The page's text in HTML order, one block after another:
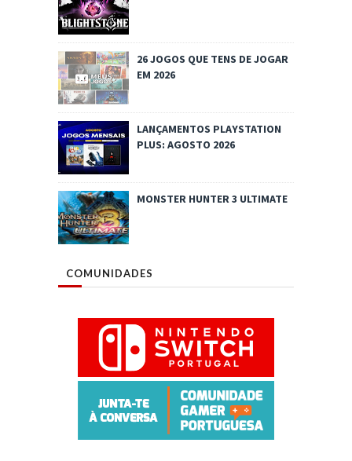
26 JOGOS QUE TENS DE JOGAR
EM 2026
LANÇAMENTOS PLAYSTATION
PLUS: AGOSTO 2026
MONSTER HUNTER 3 ULTIMATE
COMUNIDADES